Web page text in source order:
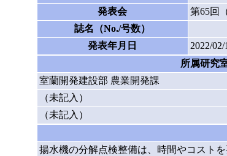
発表会
第65回
誌名（No./号数）
発表年月日
2022/
所属研究
室蘭開発建設部 農業開発課
（未記入）
（未記入）
揚水機の分解点検整備は、時間やコスト